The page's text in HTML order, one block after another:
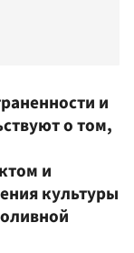
и
о том,
и
культуры